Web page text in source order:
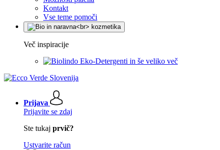
Kontakt
Vse teme pomoči
Več inspiracije
Eko-Detergenti in še veliko več
Prijava
Prijavite se zdaj
Ste tukaj prvič?
Ustvarite račun